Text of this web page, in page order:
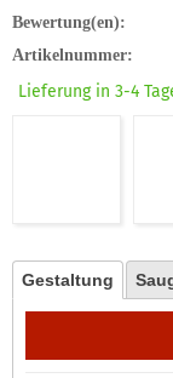
Bewertung(en):
Artikelnummer:
Lieferung in 3-4
Gestaltung